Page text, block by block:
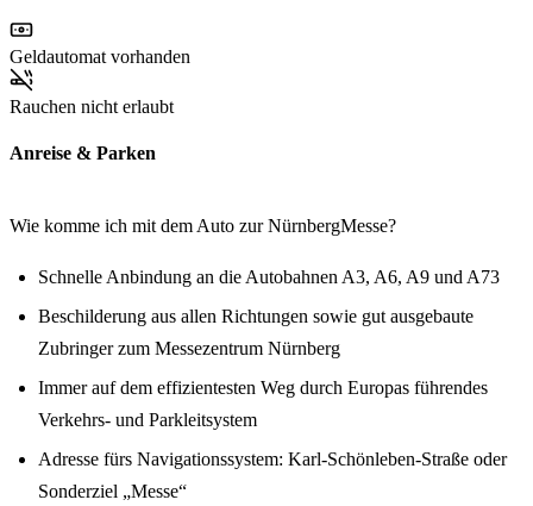
Geldautomat vorhanden
Rauchen nicht erlaubt
Anreise & Parken
Wie komme ich mit dem Auto zur NürnbergMesse?
Schnelle Anbindung an die Autobahnen A3, A6, A9 und A73
Beschilderung aus allen Richtungen sowie gut ausgebaute
Zubringer zum Messezentrum Nürnberg
Immer auf dem effizientesten Weg durch Europas führendes
Verkehrs- und Parkleitsystem
Adresse fürs Navigationssystem: Karl-Schönleben-Straße oder
Sonderziel „Messe“